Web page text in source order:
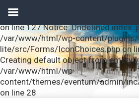
content/plugins/wpforms-lite/src/
on line 127 Notice: Undefined index:
/var/www/html/wp-content/
lite/src/Forms/IconChoices.php on
Creating default object from empty
/var/www/html/wp-
content/themes/eventum/admin/
on line 28